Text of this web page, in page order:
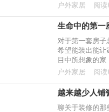
看又实用，功能
户外家居 阅
对于第一套房
希望能装出能让
目中所想象的
很大。装修材料
户外家居 阅
聊关于装修的那